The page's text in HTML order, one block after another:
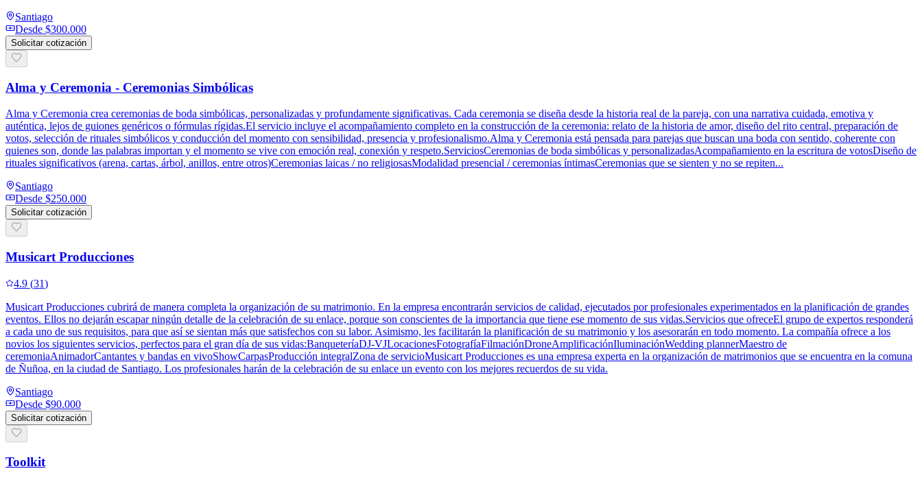
Santiago
Desde $300.000
Solicitar cotización
Alma y Ceremonia - Ceremonias Simbólicas
Alma y Ceremonia crea ceremonias de boda simbólicas, personalizadas y profundamente significativas. Cada ceremonia se diseña desde la historia real de la pareja, con una narrativa cuidada, emotiva y
auténtica, lejos de guiones genéricos o fórmulas rígidas.El servicio incluye el acompañamiento completo en la construcción de la ceremonia: relato de la historia de amor, diseño del rito central, preparación de
votos, selección de rituales simbólicos y conducción del momento con sensibilidad, presencia y profesionalismo.Alma y Ceremonia está pensada para parejas que buscan una boda con sentido, coherente con
quienes son, donde las palabras importan y el momento se vive con emoción real, conexión y respeto.ServiciosCeremonias de boda simbólicas y personalizadasAcompañamiento en la escritura de votosDiseño de
rituales significativos (arena, cartas, árbol, anillos, entre otros)Ceremonias laicas / no religiosasModalidad presencial / ceremonias íntimasCeremonias que se sienten y no se repiten...
Santiago
Desde $250.000
Solicitar cotización
Musicart Producciones
4.9 (31)
Musicart Producciones cubrirá de manera completa la organización de su matrimonio. En la empresa encontrarán servicios de calidad, ejecutados por profesionales experimentados en la planificación de grandes
eventos. Ellos no dejarán escapar ningún detalle de la celebración de su enlace, porque son conscientes de la importancia que tiene ese momento de sus vidas.Servicios que ofreceEl grupo de expertos responderá
a cada uno de sus requisitos, para que así se sientan más que satisfechos con su labor. Asimismo, les facilitarán la planificación de su matrimonio y los asesorarán en todo momento. La compañía ofrece a los
novios los siguientes servicios, perfectos para el gran día de sus vidas:BanqueteríaDJ-VJLocacionesFotografíaFilmaciónDroneAmplificaciónIluminaciónWedding plannerMaestro de
ceremoniaAnimadorCantantes y bandas en vivoShowCarpasProducción integralZona de servicioMusicart Producciones es una empresa experta en la organización de matrimonios que se encuentra en la comuna
de Ñuñoa, en la ciudad de Santiago. Los profesionales harán de la celebración de su enlace un evento con los mejores recuerdos de su vida.
Santiago
Desde $90.000
Solicitar cotización
Toolkit